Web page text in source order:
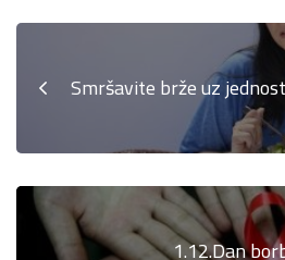
Smršavite brže uz
1.12.Dan